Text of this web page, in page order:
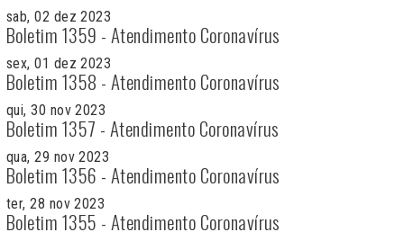
sab, 02 dez 2023
Boletim 1359 - Atendimento Coronavírus
sex, 01 dez 2023
Boletim 1358 - Atendimento Coronavírus
qui, 30 nov 2023
Boletim 1357 - Atendimento Coronavírus
qua, 29 nov 2023
Boletim 1356 - Atendimento Coronavírus
ter, 28 nov 2023
Boletim 1355 - Atendimento Coronavírus